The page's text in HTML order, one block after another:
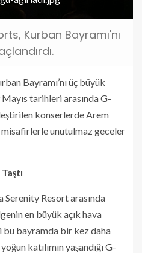
Kurban Bayramı'nı
Bayramı’nı üç büyük
tarihleri arasında G-
konserlerde Arem
unutulmaz geceler
Resort arasında
en büyük açık hava
bu bayramda bir kez daha
katılımın yaşandığı G-